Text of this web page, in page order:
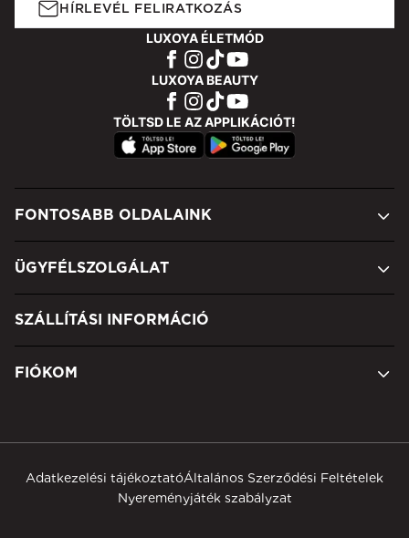
HÍRLEVÉL FELIRATKOZÁS
LUXOYA ÉLETMÓD
LUXOYA BEAUTY
TÖLTSD LE AZ APPLIKÁCIÓT!
FONTOSABB OLDALAINK
ÜGYFÉLSZOLGÁLAT
SZÁLLÍTÁSI INFORMÁCIÓ
FIÓKOM
Adatkezelési tájékoztatóÁltalános Szerződési Feltételek
Nyereményjáték szabályzat